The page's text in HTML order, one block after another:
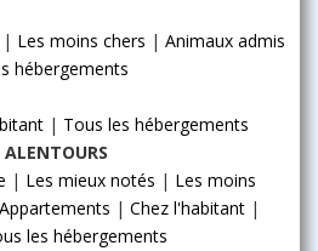
| Les moins chers | Animaux admis
hébergements
| Tous les hébergements
| Les mieux notés | Les moins
Appartements | Chez l'habitant |
les hébergements